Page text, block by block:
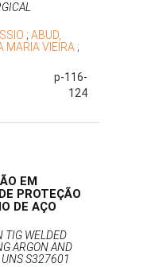
; ABUD,
MARIA VIEIRA ;
p-116-
124
EM
PROTEÇÃO
DE AÇO
TIG WELDED
ARGON AND
UNS S327601